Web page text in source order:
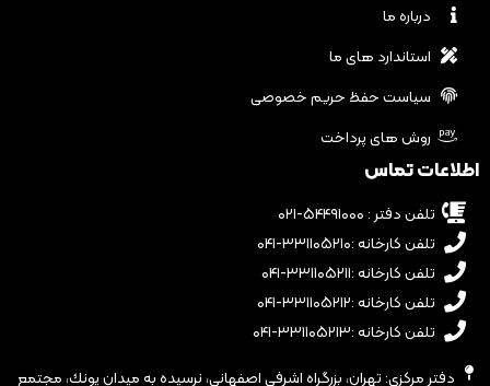
درباره ما
استاندارد های ما
سیاست حفظ حریم خصوصی
روش های پرداخت
اطلاعات تماس
تلفن دفتر : ۵۴۴۹۱۰۰۰-۰۲۱
تلفن کارخانه :۳۳۱۱۰۵۲۱۰-۰۴۱
تلفن کارخانه :۳۳۱۱۰۵۲۱۱-۰۴۱
تلفن کارخانه :۳۳۱۱۰۵۲۱۲-۰۴۱
تلفن کارخانه :۳۳۱۱۰۵۲۱۳-۰۴۱
دفتر مرکزی: تهران، بزرگراه اشرفى اصفهانى، نرسيده به ميدان پونك، مجتمع